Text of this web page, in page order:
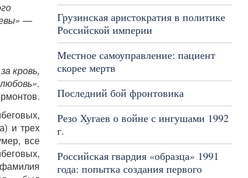
Грузинская аристократия в политике
Российской империи
Местное самоуправление: пациент
скорее мертв
Последний бой фронтовика
Резо Хугаев о войне с ингушами 1992
г.
Российская гвардия «образца» 1991
года: попытка создания первого
—
кровь,
и трех
все